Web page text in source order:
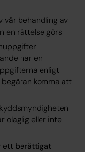
vår behandling av
en rättelse görs
har en
enligt
begäran komma att
olaglig eller inte
ett berättigat